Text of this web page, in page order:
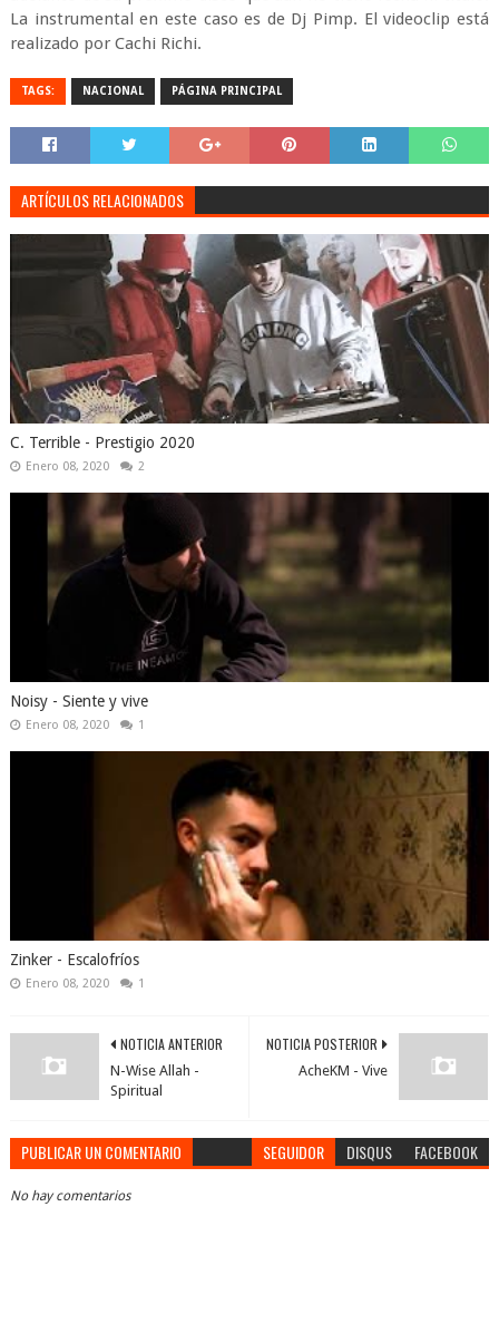
La instrumental en este caso es de Dj Pimp. El videoclip está
realizado por Cachi Richi.
TAGS: NACIONAL PÁGINA PRINCIPAL
ARTÍCULOS RELACIONADOS
C. Terrible - Prestigio 2020
Enero 08, 2020 2
Noisy - Siente y vive
Enero 08, 2020 1
Zinker - Escalofríos
Enero 08, 2020 1
NOTICIA POSTERIOR
AcheKM - Vive
NOTICIA ANTERIOR
N-Wise Allah -
Spiritual
PUBLICAR UN COMENTARIO SEGUIDOR DISQUS FACEBOOK
No hay comentarios